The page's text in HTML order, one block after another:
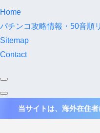
Home
パチンコ攻略情報・50音順
Sitemap
Contact
当サイトは、海外在住